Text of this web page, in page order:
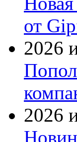
от
2026
2026